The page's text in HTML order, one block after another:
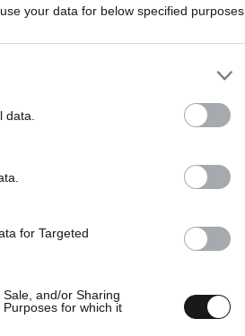
your data for below specified purposes
for Targeted
and/or Sharing
for which it
του 2013 ο
και από
υπήκοοι. Αυτό